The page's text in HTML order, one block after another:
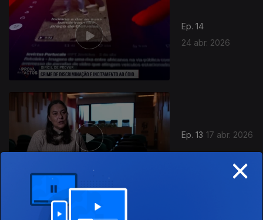
Ep. 14
24 abr. 2026
Ep. 13 17 abr. 2026
×